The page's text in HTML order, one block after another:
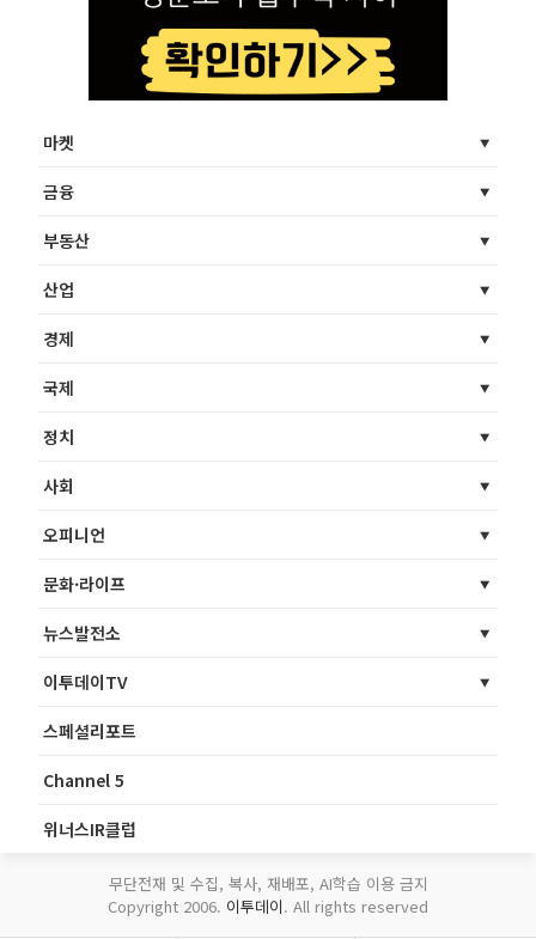
마켓
금융
부동산
산업
경제
국제
정치
사회
오피니언
문화·라이프
뉴스발전소
이투데이TV
스페셜리포트
Channel 5
위너스IR클럽
무단전재 및 수집, 복사, 재배포, AI학습 이용 금지
Copyright 2006. 이투데이. All rights reserved